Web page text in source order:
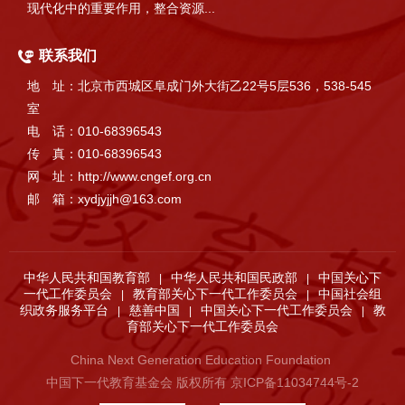
现代化中的重要作用，整合资源...
联系我们
地 址：北京市西城区阜成门外大街乙22号5层536，538-545
室
电 话：010-68396543
传 真：010-68396543
网 址：http://www.cngef.org.cn
邮 箱：xydjyjjh@163.com
中华人民共和国教育部 中华人民共和国民政部
中国关心下
一代工作委员会
教育部关心下一代工作委员会
中国社会组
织政务服务平台
慈善中国 中国关心下一代工作委员会
教
育部关心下一代工作委员会
China Next Generation Education Foundation
中国下一代教育基金会 版权所有 京ICP备11034744号-2